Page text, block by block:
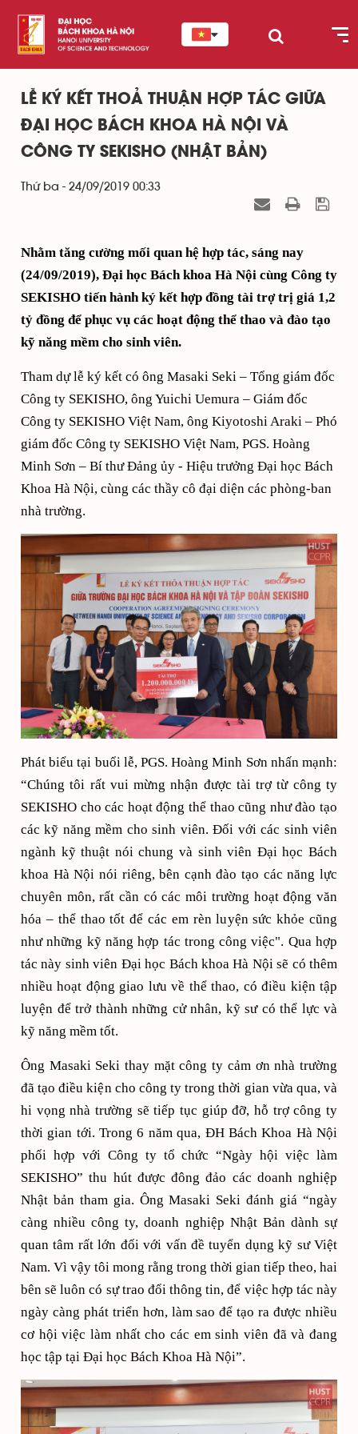
LỄ KÝ KẾT THOẢ THUẬN HỢP TÁC GIỮA
ĐẠI HỌC BÁCH KHOA HÀ NỘI VÀ
CÔNG TY SEKISHO (NHẬT BẢN)
Thứ ba - 24/09/2019 00:33
Nhằm tăng cường mối quan hệ hợp tác, sáng nay
(24/09/2019), Đại học Bách khoa Hà Nội cùng Công ty
SEKISHO tiến hành ký kết hợp đồng tài trợ trị giá 1,2
tỷ đồng để phục vụ các hoạt động thể thao và đào tạo
kỹ năng mềm cho sinh viên.
Tham dự lễ ký kết có ông Masaki Seki – Tổng giám đốc
Công ty SEKISHO, ông Yuichi Uemura – Giám đốc
Công ty SEKISHO Việt Nam, ông Kiyotoshi Araki – Phó
giám đốc Công ty SEKISHO Việt Nam, PGS. Hoàng
Minh Sơn – Bí thư Đảng ủy - Hiệu trưởng Đại học Bách
Khoa Hà Nội, cùng các thầy cô đại diện các phòng-ban
nhà trường.
Phát biểu tại buổi lễ, PGS. Hoàng Minh Sơn nhấn mạnh:
“Chúng tôi rất vui mừng nhận được tài trợ từ công ty
SEKISHO cho các hoạt động thể thao cũng như đào tạo
các kỹ năngmềm cho sinh viên. Đối với các sinh viên
ngành kỹ thuật nói chung và sinh viên Đại học Bách
khoa Hà Nội nói riêng, bên cạnh đào tạo các năng lực
chuyên môn, rất cần có các môi trường hoạt động văn
hóa – thể thao tốt để các em rèn luyện sức khỏe cũng
như những kỹ năng hợp tác trong công việc". Qua hợp
tác này sinh viên Đại học Bách khoa Hà Nội sẽ có thêm
nhiều hoạt động giao lưu về thể thao, có điều kiện tập
luyện để trở thành những cử nhân, kỹ sư có thể lực và
kỹ năng mềm tốt.
Ông Masaki Seki thay mặt công ty cảm ơn nhà trường
đã tạo điều kiện cho công ty trong thời gian vừa qua, và
hi vọng nhà trường sẽ tiếp tục giúp đỡ, hỗ trợ công ty
thời gian tới. Trong 6 năm qua, ĐH Bách Khoa Hà Nội
phối hợp với Công ty tổ chức “Ngày hội việc làm
SEKISHO” thu hút được đông đảo các doanh nghiệp
Nhật bản tham gia. Ông Masaki Seki đánh giá “ngày
càng nhiều công ty, doanh nghiệp Nhật Bản dành sự
quan tâm rất lớn đối với vấn đề tuyển dụng kỹ sư Việt
Nam. Vì vậy tôi mong rằng trong thời gian tiếp theo, hai
bên sẽ luôn có sự trao đổi thông tin, để việc hợp tác này
ngày càng phát triển hơn, làm sao để tạo ra được nhiều
cơ hội việc làm nhất cho các em sinh viên đã và đang
học tập tại Đại học Bách Khoa Hà Nội”.